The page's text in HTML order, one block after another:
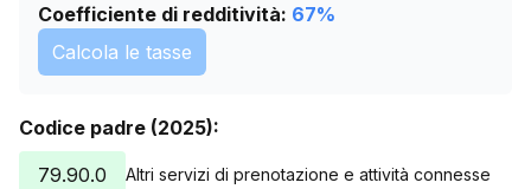
Coefficiente di redditività: 67%
Calcola le tasse
Codice padre (2025):
79.90.0
Altri servizi di prenotazione e attività connesse